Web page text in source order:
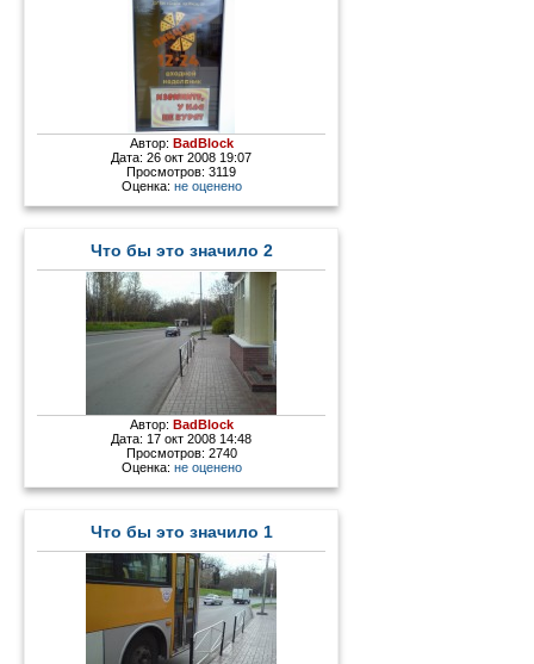
Автор: BadBlock
Дата: 26 окт 2008 19:07
Просмотров: 3119
Оценка: не оценено
Что бы это значило 2
Автор: BadBlock
Дата: 17 окт 2008 14:48
Просмотров: 2740
Оценка: не оценено
Что бы это значило 1